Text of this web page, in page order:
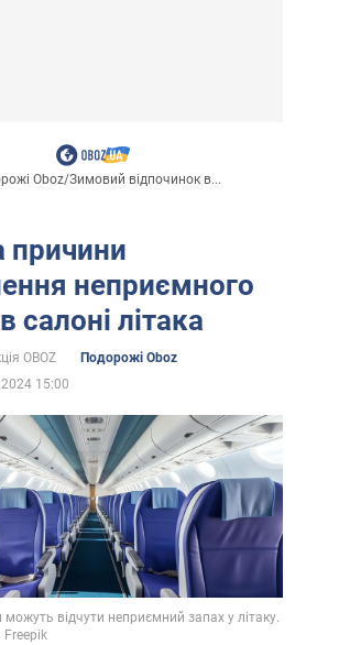
Oboz/Зимовий відпочинок в...
причини
неприємного
салоні літака
OBOZ
Подорожі Oboz
15:00
відчути неприємний запах у літаку.